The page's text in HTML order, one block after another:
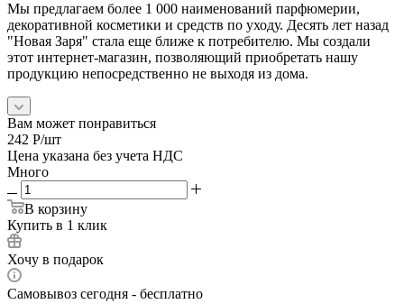
Мы предлагаем более 1 000 наименований парфюмерии,
декоративной косметики и средств по уходу. Десять лет назад
"Новая Заря" стала еще ближе к потребителю. Мы создали
этот интернет-магазин, позволяющий приобретать нашу
продукцию непосредственно не выходя из дома.
Вам может понравиться
242 Р/шт
Цена указана без учета НДС
Много
В корзину
Купить в 1 клик
Хочу в подарок
Самовывоз сегодня - бесплатно